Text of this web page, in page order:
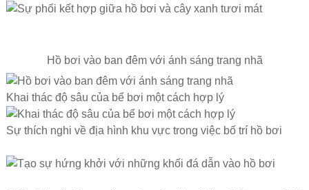
Hồ bơi vào ban đêm với ánh sáng trang nhã
Khai thác độ sâu của bể bơi một cách hợp lý
Sự thích nghi về địa hình khu vực trong việc bố trí hồ bơi